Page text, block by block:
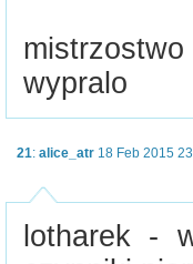
wypralo
21: alice_atr 18 Feb 2015
lotharek -